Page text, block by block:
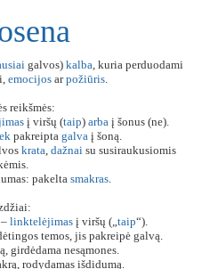
galvos) kalba, kuria perduodami
emocijos arpožiūris.
reikšmės:
į viršų (taip) arbaį šonus (ne).
pakreipta galvaį šoną.
krata, dažnaisu susiraukusiomis
pakeltasmakras.
linktelėjimas į viršų („taip“).
temos, jis pakreipė galvą.
girdėdama nesąmones.
rodydamas išdidumą.